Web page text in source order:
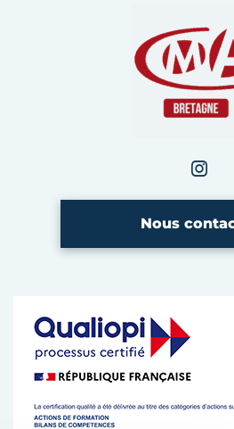
Chambre de
CMA Nous